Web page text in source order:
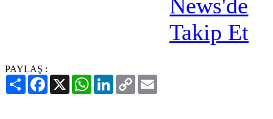
PAYLAŞ :
PaylaşFacebook
X WhatsAppLinkedIn
Copy
Link